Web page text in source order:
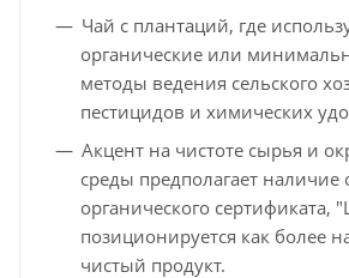
Чай с плантаций, где
органические или
методы ведения сельского
пестицидов и химических
Акцент на чистоте сырья и
среды предполагает
органического сертификата,
позиционируется как более
чистый продукт.